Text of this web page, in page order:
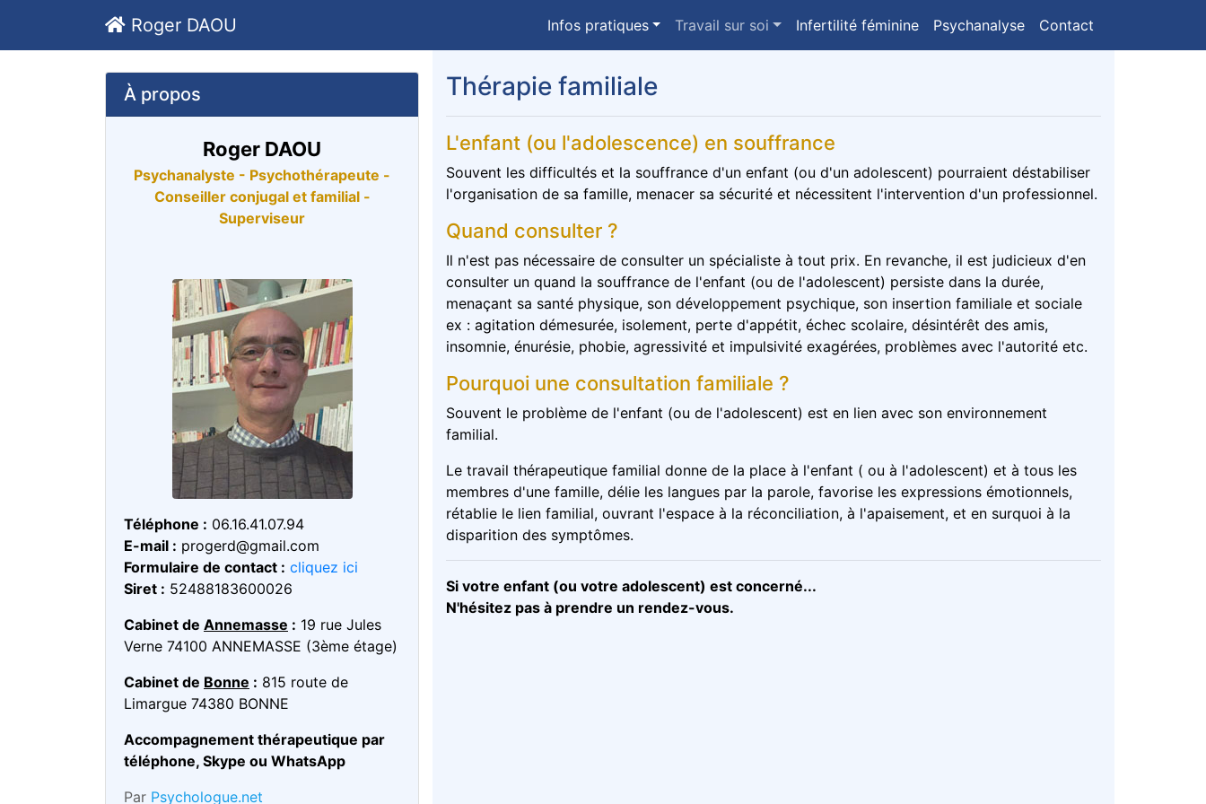
Roger DAOU Infos pratiques Travail sur soi Infertilité féminine Psychanalyse Contact
À propos
Roger DAOU
Psychanalyste - Psychothérapeute -
Conseiller conjugal et familial -
Superviseur
Téléphone : 06.16.41.07.94
E-mail : progerd@gmail.com
Formulaire de contact : cliquez ici
Siret : 52488183600026
Cabinet de Annemasse : 19 rue Jules
Verne 74100 ANNEMASSE (3ème étage)
Cabinet de Bonne : 815 route de
Limargue 74380 BONNE
Accompagnement thérapeutique par
téléphone, Skype ou WhatsApp
Par Psychologue.net
Thérapie familiale
L'enfant (ou l'adolescence) en souffrance
Souvent les difficultés et la souffrance d'un enfant (ou d'un adolescent) pourraient déstabiliser
l'organisation de sa famille, menacer sa sécurité et nécessitent l'intervention d'un professionnel.
Quand consulter ?
Il n'est pas nécessaire de consulter un spécialiste à tout prix. En revanche, il est judicieux d'en
consulter un quand la souffrance de l'enfant (ou de l'adolescent) persiste dans la durée,
menaçant sa santé physique, son développement psychique, son insertion familiale et sociale
ex : agitation démesurée, isolement, perte d'appétit, échec scolaire, désintérêt des amis,
insomnie, énurésie, phobie, agressivité et impulsivité exagérées, problèmes avec l'autorité etc.
Pourquoi une consultation familiale ?
Souvent le problème de l'enfant (ou de l'adolescent) est en lien avec son environnement
familial.
Le travail thérapeutique familial donne de la place à l'enfant ( ou à l'adolescent) et à tous les
membres d'une famille, délie les langues par la parole, favorise les expressions émotionnels,
rétablie le lien familial, ouvrant l'espace à la réconciliation, à l'apaisement, et en surquoi à la
disparition des symptômes.
Si votre enfant (ou votre adolescent) est concerné...
N'hésitez pas à prendre un rendez-vous.